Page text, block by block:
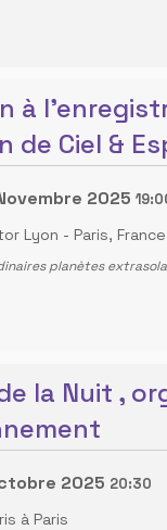
à
de Ciel &
2025
Lyon - Paris, France
planètes
la Nuit ,
2025 20:30
à Paris